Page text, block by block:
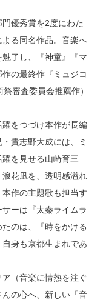
優秀賞を2度にわた
る同名作品。音楽へ
了し、『神童』『マ
の最終作『ミュジコ
審査委員会推薦作）
をつづけ本作が長編
貴志野大成には、ミ
を見せる山崎育三
花凪を、透明感溢れ
作の主題歌も担当す
ーは『太秦ライムラ
のは、『時をかける
身も京都生まれであ
（音楽に情熱を注ぐ
の心へ、新しい「音